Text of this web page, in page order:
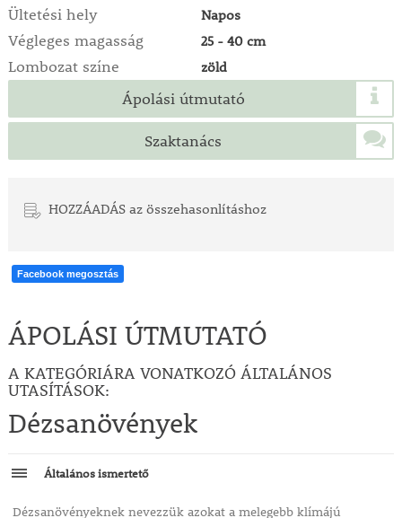
Ültetési hely Napos
Végleges magasság 25 - 40 cm
Lombozat színe zöld
Ápolási útmutató
Szaktanács
HOZZÁADÁS az összehasonlításhoz
Facebook megosztás
ÁPOLÁSI ÚTMUTATÓ
A KATEGÓRIÁRA VONATKOZÓ ÁLTALÁNOS
UTASÍTÁSOK:
Dézsanövények
Általános ismertető
Dézsanövényeknek nevezzük azokat a melegebb klímájú